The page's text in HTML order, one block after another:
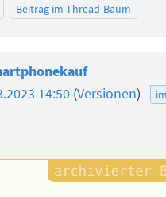
Beitrag im Thread-Baum
14:50 (Versionen)